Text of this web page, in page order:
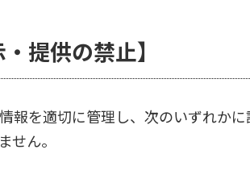
提供の禁止】
報を適切に管理し、次のいずれか
せん。